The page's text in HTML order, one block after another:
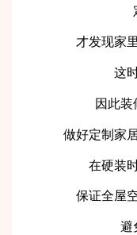
才发现家
这
因此装
做好定制家
在硬装
保证全屋
避